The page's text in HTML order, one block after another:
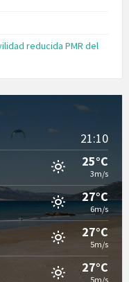
reducida PMR del
21:10
25°C
3m/s
27°C
6m/s
27°C
5m/s
27°C
5m/s